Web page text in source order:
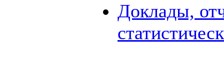
Доклады,